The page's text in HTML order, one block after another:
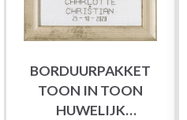
BORDUURPAKKET
TOON IN TOON
HUWELIJK